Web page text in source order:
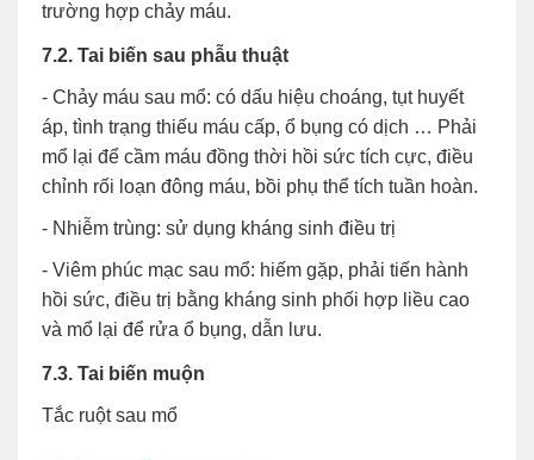
trường hợp chảy máu.
7.2. Tai biến sau phẫu thuật
- Chảy máu sau mổ: có dấu hiệu choáng, tụt huyết
áp, tình trạng thiếu máu cấp, ổ bụng có dịch … Phải
mổ lại để cầm máu đồng thời hồi sức tích cực, điều
chỉnh rối loạn đông máu, bồi phụ thể tích tuần hoàn.
- Nhiễm trùng: sử dụng kháng sinh điều trị
- Viêm phúc mạc sau mổ: hiếm gặp, phải tiến hành
hồi sức, điều trị bằng kháng sinh phối hợp liều cao
và mổ lại để rửa ổ bụng, dẫn lưu.
7.3. Tai biến muộn
Tắc ruột sau mổ